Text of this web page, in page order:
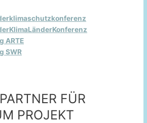
ARTE
SWR
FÜR
PROJEKT